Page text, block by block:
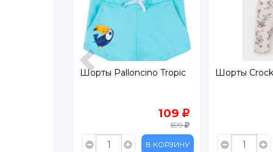
Шорты Crockid
449
899
В КОРЗИНУ
Шорты